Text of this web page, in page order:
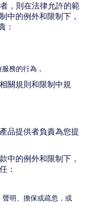
，則在法律允許的範
中的例外和限制下，
：
務的行為，
關規則和限制中規
品提供者負責為您提
中的例外和限制下，
：
明、擔保或疏忽，或